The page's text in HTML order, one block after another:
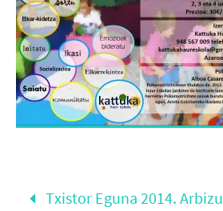
Txistor Eguna 2014. Arbizu